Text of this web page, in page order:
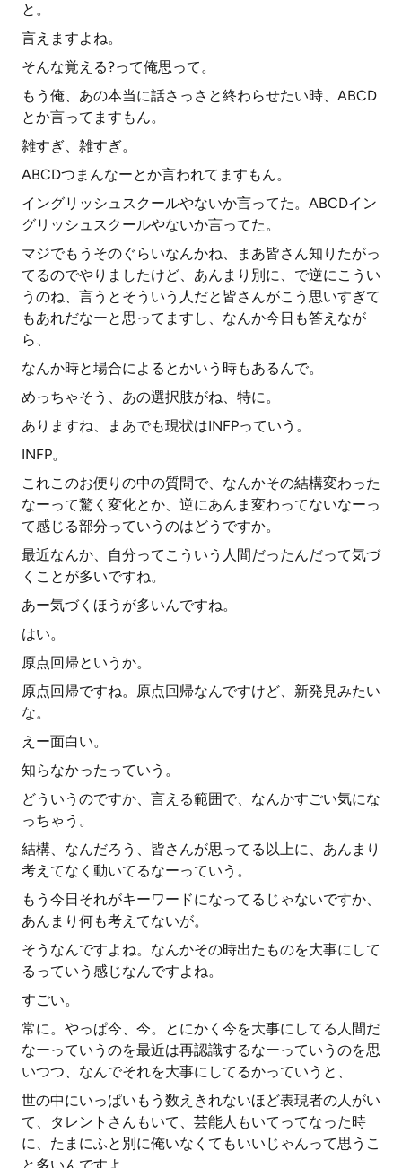
と。
言えますよね。
そんな覚える?って俺思って。
もう俺、あの本当に話さっさと終わらせたい時、ABCD
とか言ってますもん。
雑すぎ、雑すぎ。
ABCDつまんなーとか言われてますもん。
イングリッシュスクールやないか言ってた。ABCDイン
グリッシュスクールやないか言ってた。
マジでもうそのぐらいなんかね、まあ皆さん知りたがっ
てるのでやりましたけど、あんまり別に、で逆にこうい
うのね、言うとそういう人だと皆さんがこう思いすぎて
もあれだなーと思ってますし、なんか今日も答えなが
ら、
なんか時と場合によるとかいう時もあるんで。
めっちゃそう、あの選択肢がね、特に。
ありますね、まあでも現状はINFPっていう。
INFP。
これこのお便りの中の質問で、なんかその結構変わった
なーって驚く変化とか、逆にあんま変わってないなーっ
て感じる部分っていうのはどうですか。
最近なんか、自分ってこういう人間だったんだって気づ
くことが多いですね。
あー気づくほうが多いんですね。
はい。
原点回帰というか。
原点回帰ですね。原点回帰なんですけど、新発見みたい
な。
えー面白い。
知らなかったっていう。
どういうのですか、言える範囲で、なんかすごい気にな
っちゃう。
結構、なんだろう、皆さんが思ってる以上に、あんまり
考えてなく動いてるなーっていう。
もう今日それがキーワードになってるじゃないですか、
あんまり何も考えてないが。
そうなんですよね。なんかその時出たものを大事にして
るっていう感じなんですよね。
すごい。
常に。やっぱ今、今。とにかく今を大事にしてる人間だ
なーっていうのを最近は再認識するなーっていうのを思
いつつ、なんでそれを大事にしてるかっていうと、
世の中にいっぱいもう数えきれないほど表現者の人がい
て、タレントさんもいて、芸能人もいてってなった時
に、たまにふと別に俺いなくてもいいじゃんって思うこ